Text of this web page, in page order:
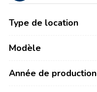
Type de location
Modèle
Année de production